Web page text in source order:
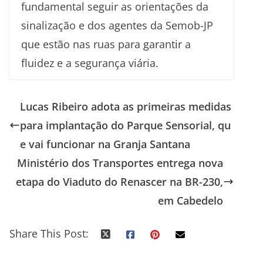
fundamental seguir as orientações da
sinalização e dos agentes da Semob-JP
que estão nas ruas para garantir a
fluidez e a segurança viária.
Lucas Ribeiro adota as primeiras medidas
para implantação do Parque Sensorial, qu
e vai funcionar na Granja Santana
Ministério dos Transportes entrega nova
etapa do Viaduto do Renascer na BR-230,
em Cabedelo
Share This Post: